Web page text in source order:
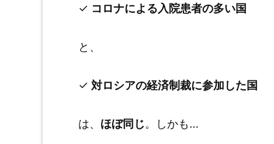
✓ コロナによる入院患者の多い国
と、
✓ 対ロシアの経済制裁に参加した国
は、 ほぼ同じ。しかも…